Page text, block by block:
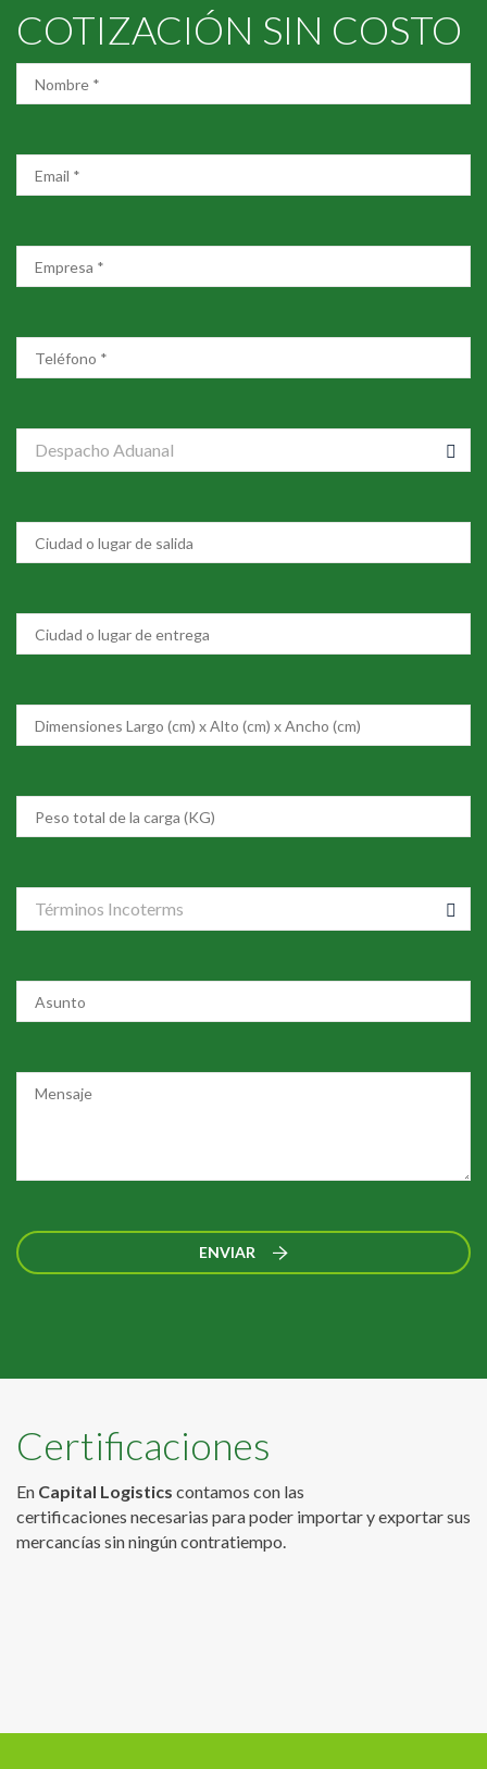
COTIZACIÓN SIN COSTO
Despacho Aduanal
Términos Incoterms
ENVIAR
Certificaciones
En Capital Logistics contamos con las
certificaciones necesarias para poder importar y exportar sus
mercancías sin ningún contratiempo.